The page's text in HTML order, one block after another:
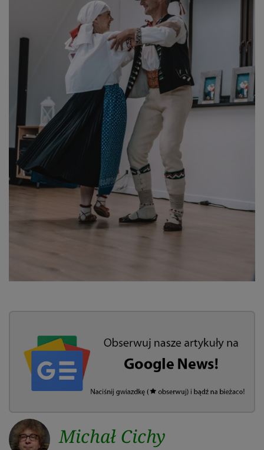
Michał Cichy